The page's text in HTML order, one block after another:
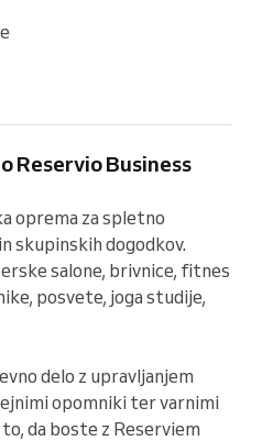
Reservio Business
oprema za spletno
skupinskih dogodkov.
salone, brivnice, fitnes
posvete, joga studije,
delo z upravljanjem
opomniki ter varnimi
da boste z Reserviem